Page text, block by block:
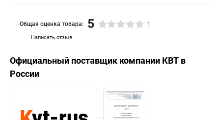
Написать отзыв
Общая оценка товара: 5 1
Официальный поставщик компании КВТ в
России